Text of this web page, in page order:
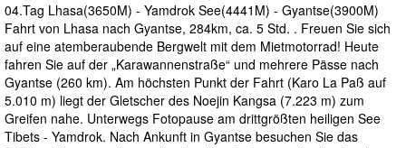
04.Tag Lhasa(3650M) - Yamdrok See(4441M) - Gyantse(3900M)
Fahrt von Lhasa nach Gyantse, 284km, ca. 5 Std. . Freuen Sie sich
auf eine atemberaubende Bergwelt mit dem Mietmotorrad! Heute
fahren Sie auf der „Karawannenstraße“ und mehrere Pässe nach
Gyantse (260 km). Am höchsten Punkt der Fahrt (Karo La Paß auf
5.010 m) liegt der Gletscher des Noejin Kangsa (7.223 m) zum
Greifen nahe. Unterwegs Fotopause am drittgrößten heiligen See
Tibets - Yamdrok. Nach Ankunft in Gyantse besuchen Sie das